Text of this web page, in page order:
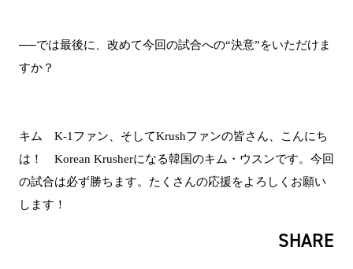
──では最後に、改めて今回の試合への“決意”をいただけま
すか？
キム K-1ファン、そしてKrushファンの皆さん、こんにち
は！ Korean Krusherになる韓国のキム・ウスンです。今回
の試合は必ず勝ちます。たくさんの応援をよろしくお願い
します！
SHARE